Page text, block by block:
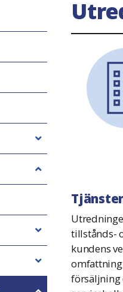
tillstånds-
kundens
försäljning